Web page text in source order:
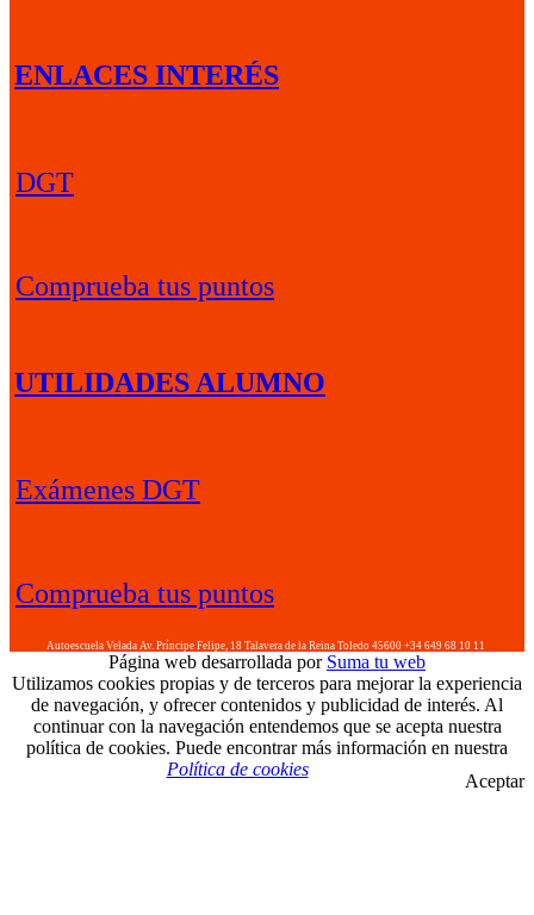
ENLACES INTERÉS
DGT
Comprueba tus puntos
UTILIDADES ALUMNO
Exámenes DGT
Comprueba tus puntos
Autoescuela Velada Av. Príncipe Felipe, 18 Talavera de la Reina Toledo 45600 +34 649 68 10 11
Página web desarrollada por Suma tu web
Utilizamos cookies propias y de terceros para mejorar la experiencia
de navegación, y ofrecer contenidos y publicidad de interés. Al
continuar con la navegación entendemos que se acepta nuestra
política de cookies. Puede encontrar más información en nuestra
Política de cookies
Aceptar